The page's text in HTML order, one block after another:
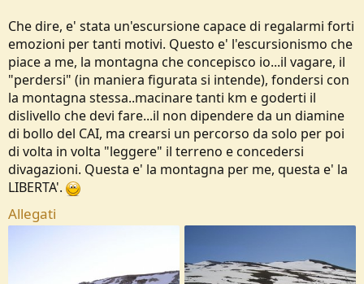
Che dire, e' stata un'escursione capace di regalarmi forti
emozioni per tanti motivi. Questo e' l'escursionismo che
piace a me, la montagna che concepisco io...il vagare, il
"perdersi" (in maniera figurata si intende), fondersi con
la montagna stessa..macinare tanti km e goderti il
dislivello che devi fare...il non dipendere da un diamine
di bollo del CAI, ma crearsi un percorso da solo per poi
di volta in volta "leggere" il terreno e concedersi
divagazioni. Questa e' la montagna per me, questa e' la
LIBERTA'.
Allegati